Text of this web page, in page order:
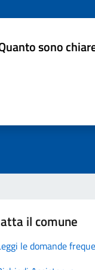
sono
il comune
le domande